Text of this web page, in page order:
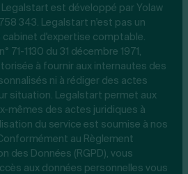
est développé par Yolaw
343. Legalstart n'est pas un
cabinet d'expertise comptable.
71-1130 du 31 décembre 1971,
à fournir aux internautes des
ni à rédiger des actes
situation. Legalstart permet aux
mêmes des actes juridiques à
du service est soumise à nos
au Règlement
des Données (RGPD), vous
aux données personnelles vous